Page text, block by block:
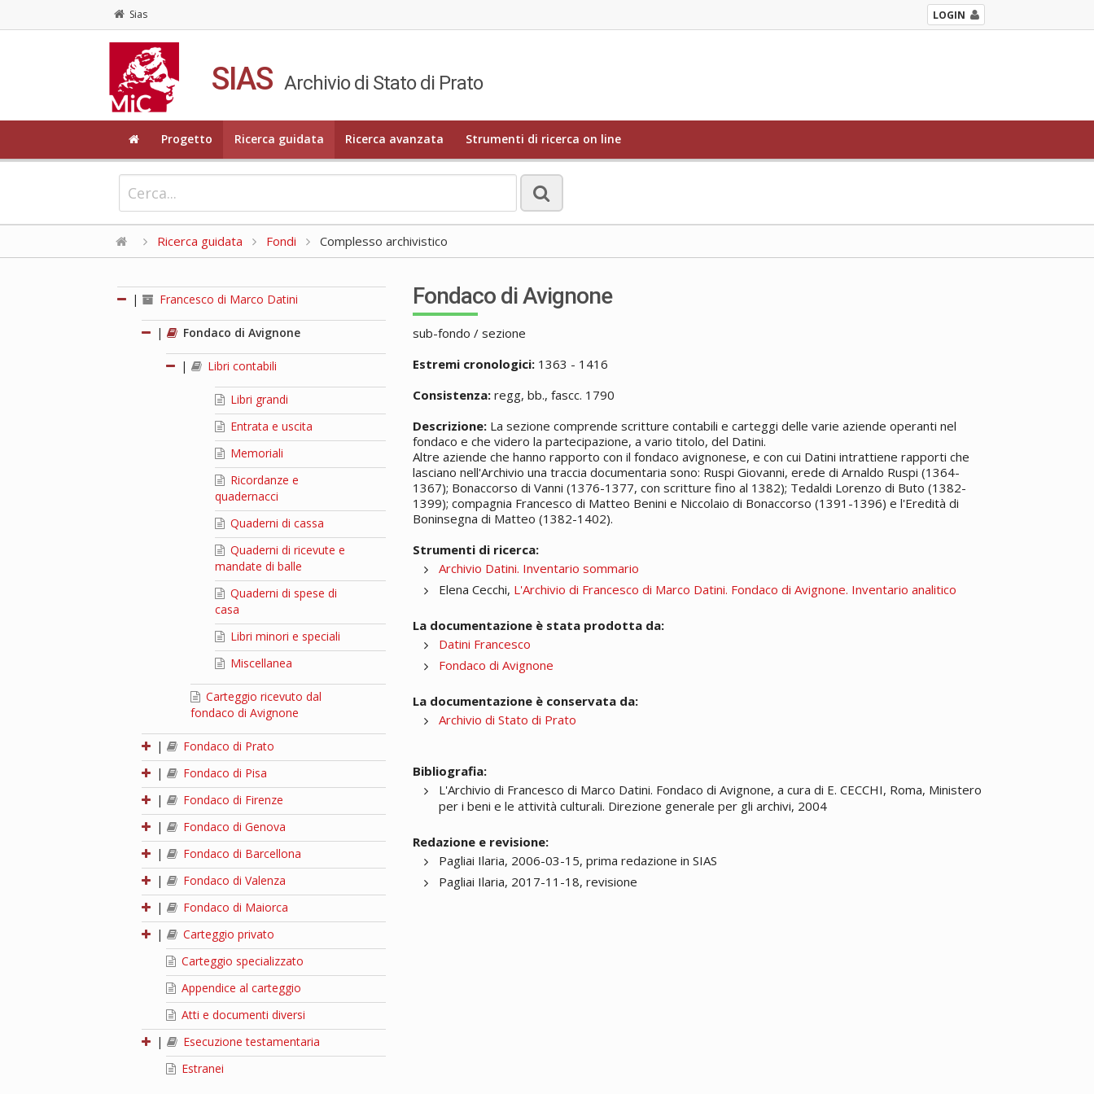
Sias LOGIN
SIAS Archivio di Stato di Prato
Progetto Ricerca guidata Ricerca avanzata Strumenti di ricerca on line
Ricerca guidata Fondi Complesso archivistico
| Francesco di Marco Datini
| Fondaco di Avignone
| Libri contabili
Libri grandi
Entrata e uscita
Memoriali
Ricordanze e
quadernacci
Quaderni di cassa
Quaderni di ricevute e
mandate di balle
Quaderni di spese di
casa
Libri minori e speciali
Miscellanea
Carteggio ricevuto dal
fondaco di Avignone
|
Fondaco di Prato
|
Fondaco di Pisa
|
Fondaco di Firenze
|
Fondaco di Genova
|
Fondaco di Barcellona
|
Fondaco di Valenza
|
Fondaco di Maiorca
|
Carteggio privato
Carteggio specializzato
Appendice al carteggio
Atti e documenti diversi
|
Esecuzione testamentaria
Estranei
Fondaco di Avignone
sub-fondo / sezione
Estremi cronologici: 1363 - 1416
Consistenza: regg, bb., fascc. 1790
Descrizione: La sezione comprende scritture contabili e carteggi delle varie aziende operanti nel
fondaco e che videro la partecipazione, a vario titolo, del Datini.
Altre aziende che hanno rapporto con il fondaco avignonese, e con cui Datini intrattiene rapporti che
lasciano nell'Archivio una traccia documentaria sono: Ruspi Giovanni, erede di Arnaldo Ruspi (1364-
1367); Bonaccorso di Vanni (1376-1377, con scritture fino al 1382); Tedaldi Lorenzo di Buto (1382-
1399); compagnia Francesco di Matteo Benini e Niccolaio di Bonaccorso (1391-1396) e l'Eredità di
Boninsegna di Matteo (1382-1402).
Strumenti di ricerca:
Archivio Datini. Inventario sommario
Elena Cecchi, L'Archivio di Francesco di Marco Datini. Fondaco di Avignone. Inventario analitico
La documentazione è stata prodotta da:
Datini Francesco
Fondaco di Avignone
La documentazione è conservata da:
Archivio di Stato di Prato
Bibliografia:
L'Archivio di Francesco di Marco Datini. Fondaco di Avignone, a cura di E. CECCHI, Roma, Ministero
per i beni e le attività culturali. Direzione generale per gli archivi, 2004
Redazione e revisione:
Pagliai Ilaria, 2006-03-15, prima redazione in SIAS
Pagliai Ilaria, 2017-11-18, revisione